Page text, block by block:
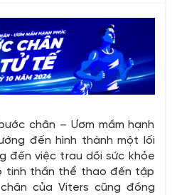
chân – Ươm mầm hạnh
đến hình thành một lối
đến việc trau dồi sức khỏe
tinh thần thể thao đến tập
của Viters cũng đồng